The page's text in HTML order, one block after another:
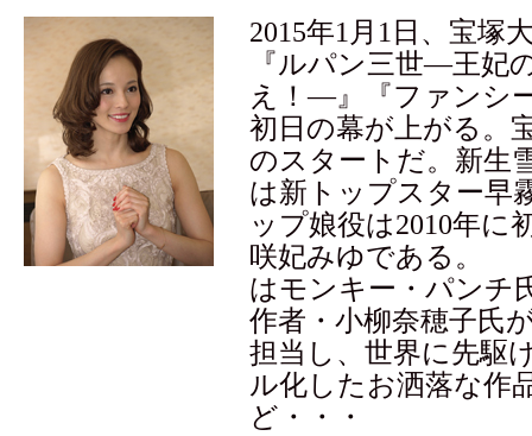
2015年1月1日、宝塚
『ルパン三世―王妃
え！―』『ファンシ
初日の幕が上がる。
のスタートだ。新生
は新トップスター早
ップ娘役は2010年に
咲妃みゆである。
はモンキー・パンチ
作者・小柳奈穂子氏
担当し、世界に先駆
ル化したお洒落な作
ど・・・